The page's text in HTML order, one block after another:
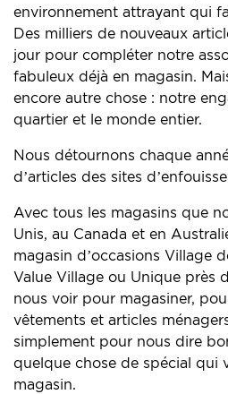
environnement attrayant qui
Des milliers de nouveaux
jour pour compléter notre
fabuleux déjà en magasin.
encore autre chose : notre
quartier et le monde entier.
Nous détournons chaque
d’articles des sites
Avec tous les magasins que
Unis, au Canada et en
magasin d’occasions Village
Value Village ou Unique près
nous voir pour magasiner,
vêtements et articles
simplement pour nous dire
quelque chose de spécial qui
magasin.